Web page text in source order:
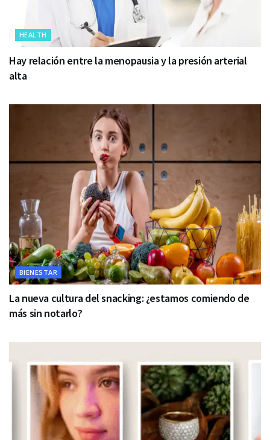
HEALTH
Hay relación entre la menopausia y la presión arterial
alta
BIENESTAR
La nueva cultura del snacking: ¿estamos comiendo de
más sin notarlo?